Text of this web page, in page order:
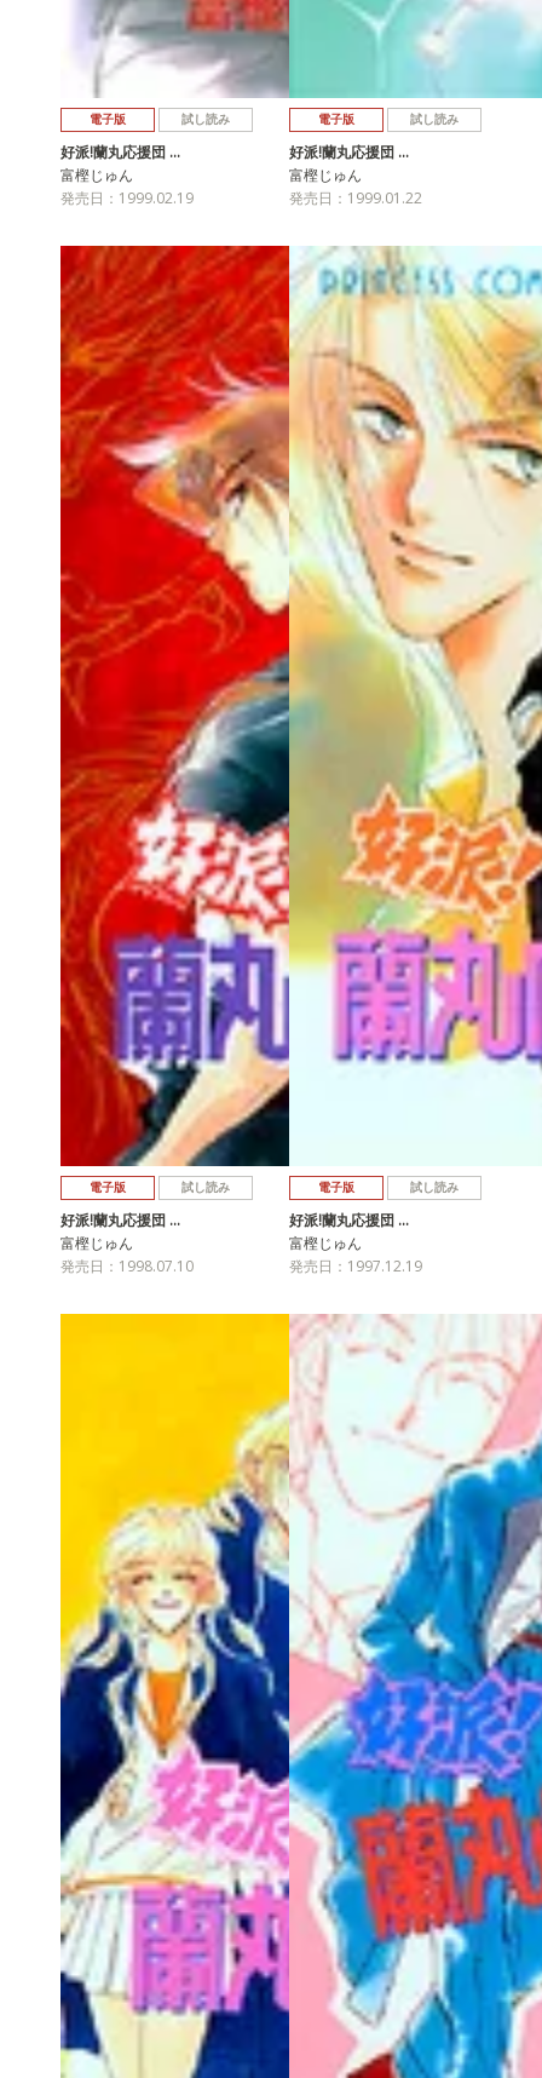
電子版 試し読み
好派!蘭丸応援団 …
富樫じゅん
発売日：1999.02.19
電子版 試し読み
好派!蘭丸応援団 …
富樫じゅん
発売日：1999.01.22
電子版 試し読み
好派!蘭丸応援団 …
富樫じゅん
発売日：1998.07.10
電子版 試し読み
好派!蘭丸応援団 …
富樫じゅん
発売日：1997.12.19